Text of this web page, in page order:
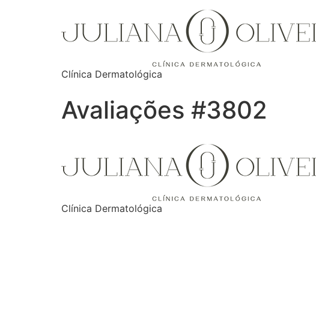
Clínica Dermatológica
Avaliações #3802
Clínica Dermatológica